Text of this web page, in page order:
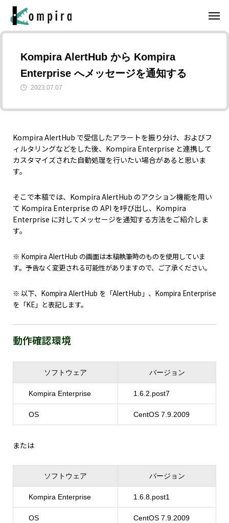
Kompira AlertHub から Kompira
Enterprise へメッセージを通知する
2023.07.07
Kompira AlertHub で受信したアラートを振り分け、およびフ
ィルタリングなどをした後、Kompira Enterprise と連携して
カスタマイズされた自動処理を行いたい場合があると思いま
す。
そこで本稿では、Kompira AlertHub のアクション機能を用い
て Kompira Enterprise の API を呼び出し、Kompira
Enterprise に対してメッセージを通知する方法をご紹介しま
す。
※ Kompira AlertHub の画面は本稿執筆時のものを使用していま
す。予告なく変更される可能性がありますので、ご了承ください。
※ 以下、Kompira AlertHub を「AlertHub」、Kompira Enterprise
を「KE」と表記します。
動作確認環境
ソフトウェア バージョン
Kompira Enterprise 1.6.2.post7
OS CentOS 7.9.2009
または
ソフトウェア バージョン
Kompira Enterprise 1.6.8.post1
OS CentOS 7.9.2009